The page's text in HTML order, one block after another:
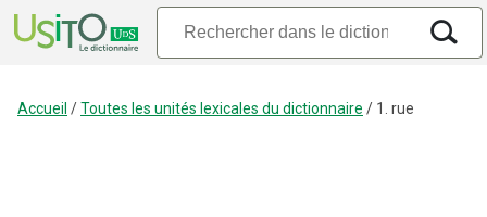
Accueil /Toutes les unités lexicales du dictionnaire / 1. rue